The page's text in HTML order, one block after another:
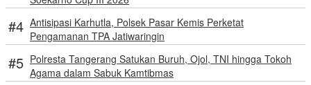
Antisipasi Karhutla, Polsek Pasar Kemis Perketat
Pengamanan TPA Jatiwaringin
Polresta Tangerang Satukan Buruh, Ojol, TNI hingga Tokoh
Agama dalam Sabuk Kamtibmas